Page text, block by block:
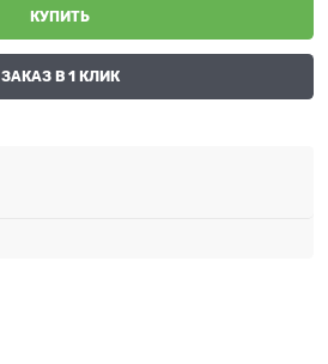
КУПИТЬ
ЗАКАЗ В 1 КЛИК